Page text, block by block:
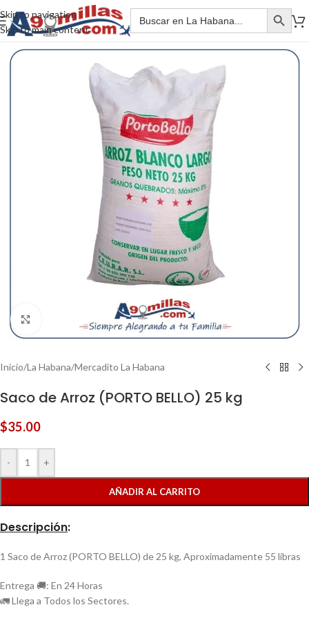
Skip to navigation
Skip to main content
Inicio/La Habana/Mercadito La Habana
Saco de Arroz (PORTO BELLO) 25 kg
$35.00
- +
AÑADIR AL CARRITO
Descripción:
1 Saco de Arroz (PORTO BELLO) de 25 kg, Aproximadamente 55 libras
Entrega 🚚: En 24 Horas
🚛 Llega a Todos los Sectores.